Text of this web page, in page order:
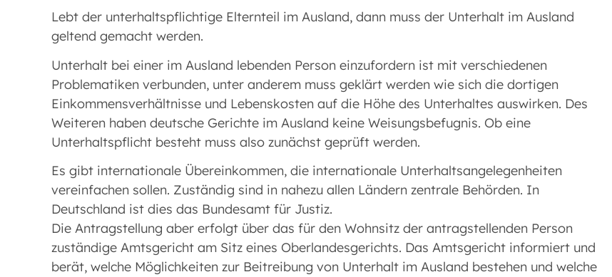
Lebt der unterhaltspflichtige Elternteil im Ausland, dann muss der Unterhalt im Ausland
geltend gemacht werden.
Unterhalt bei einer im Ausland lebenden Person einzufordern ist mit verschiedenen
Problematiken verbunden, unter anderem muss geklärt werden wie sich die dortigen
Einkommensverhältnisse und Lebenskosten auf die Höhe des Unterhaltes auswirken. Des
Weiteren haben deutsche Gerichte im Ausland keine Weisungsbefugnis. Ob eine
Unterhaltspflicht besteht muss also zunächst geprüft werden.
Es gibt internationale Übereinkommen, die internationale Unterhaltsangelegenheiten
vereinfachen sollen. Zuständig sind in nahezu allen Ländern zentrale Behörden. In
Deutschland ist dies das Bundesamt für Justiz.
Die Antragstellung aber erfolgt über das für den Wohnsitz der antragstellenden Person
zuständige Amtsgericht am Sitz eines Oberlandesgerichts. Das Amtsgericht informiert und
berät, welche Möglichkeiten zur Beitreibung von Unterhalt im Ausland bestehen und welche